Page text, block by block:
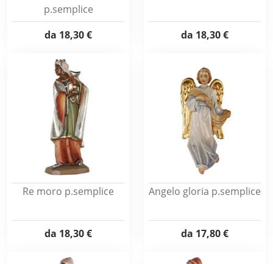
p.semplice
da 18,30 € da 18,30 €
Re moro p.semplice
da 18,30 €
Angelo gloria p.semplice
da 17,80 €